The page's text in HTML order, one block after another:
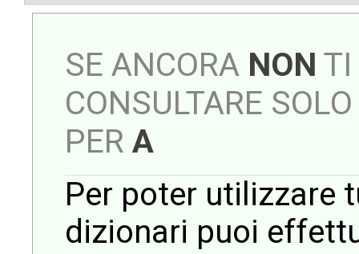
SE ANCORA NON TI
CONSULTARE
PER A
Per poter utilizzare
dizionari puoi